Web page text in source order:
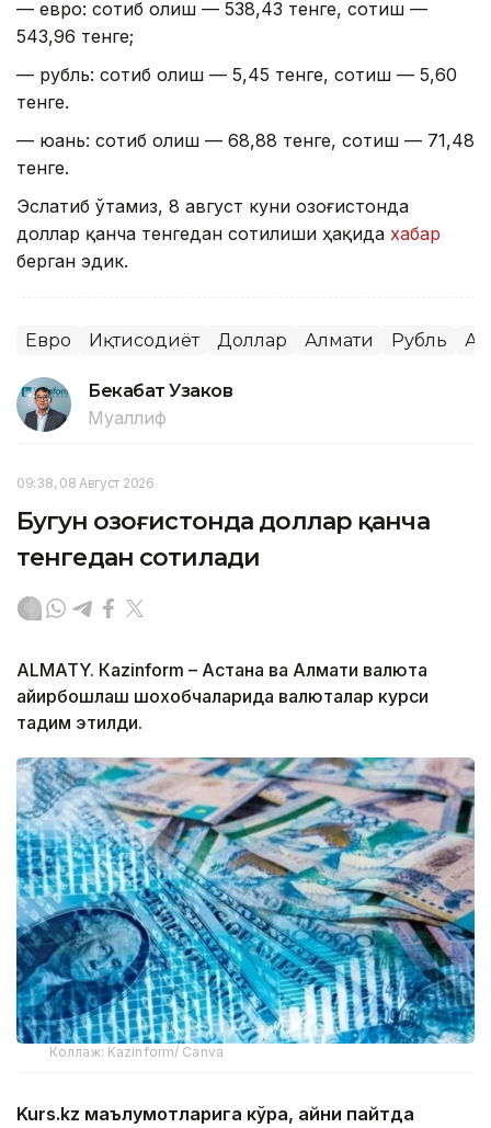
— евро: сотиб олиш — 538,43 тенге, сотиш —
543,96 тенге;
— рубль: сотиб олиш — 5,45 тенге, сотиш — 5,60
тенге.
— юань: сотиб олиш — 68,88 тенге, сотиш — 71,48
тенге.
Эслатиб ўтамиз, 8 август куни Қозоғистонда
доллар қанча тенгедан сотилиши ҳақида хабар
берган эдик.
Евро Иқтисодиёт Доллар Алмати Рубль
Бекабат Узаков
Муаллиф
09:38, 08 Август 2026
Бугун Қозоғистонда доллар қанча
тенгедан сотилади
ALMATY. Кazinform – Астана ва Алмати валюта
айирбошлаш шохобчаларида валюталар курси
тақдим этилди.
Коллаж: Kazinform/ Canva
Kurs.kz маълумотларига кўра, айни пайтда